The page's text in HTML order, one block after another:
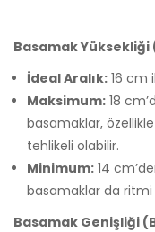
Basamak Yüksekliği
İdeal Aralık: 16 cm
Maksimum: 18
basamaklar,
tehlikeli olabilir.
Minimum: 14
basamaklar da ritmi
Basamak Genişliği